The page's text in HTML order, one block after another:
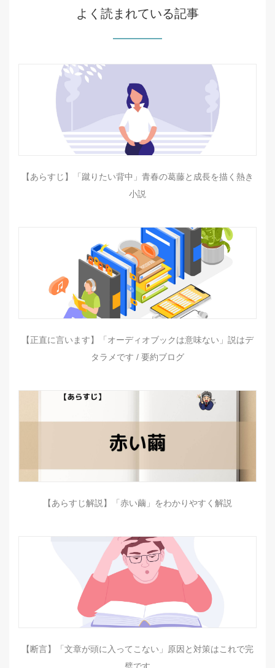
よく読まれている記事
【あらすじ】「蹴りたい背中」青春の葛藤と成長を描く熱き
小説
【正直に言います】「オーディオブックは意味ない」説はデ
タラメです / 要約ブログ
【あらすじ解説】「赤い繭」をわかりやすく解説
【断言】「文章が頭に入ってこない」原因と対策はこれで完